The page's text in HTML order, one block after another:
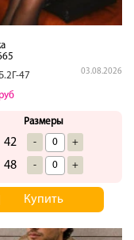
47
03.08.2026
Размеры
42 - +
48 - +
Купить